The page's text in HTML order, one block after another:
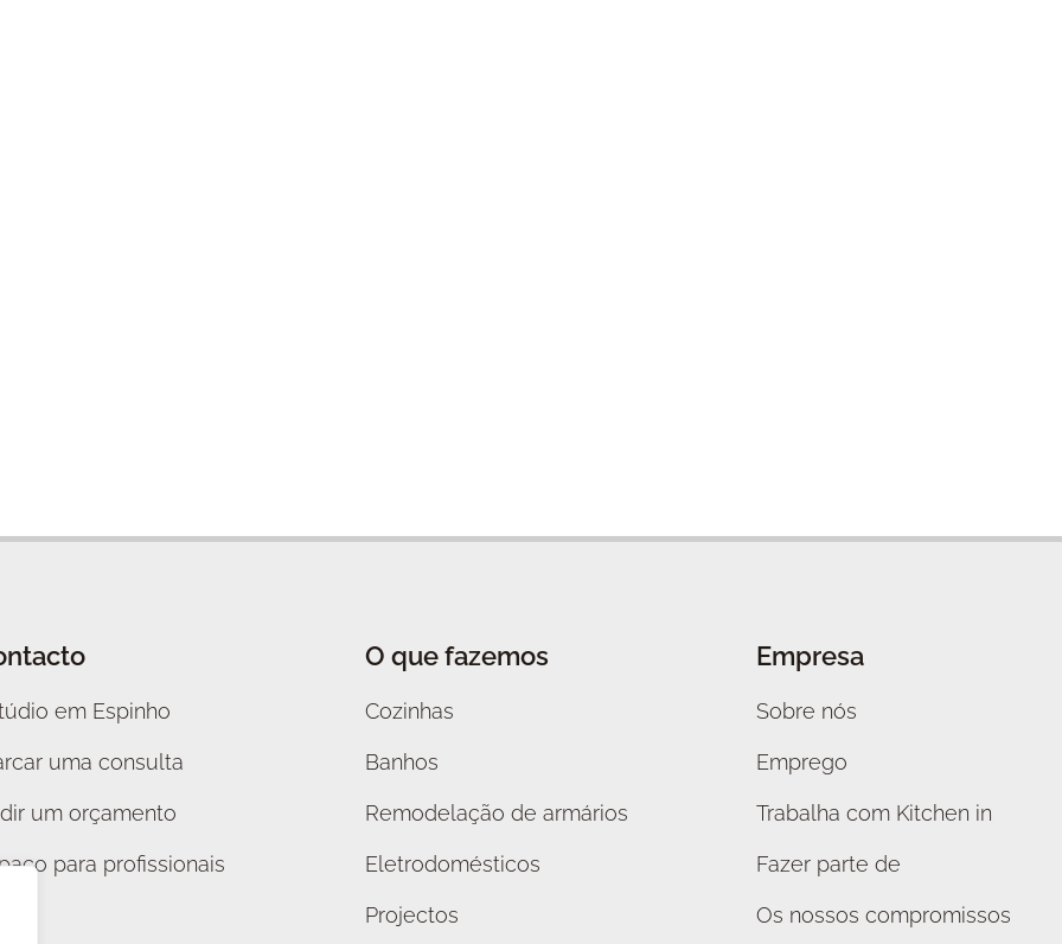
em Espinho
uma consulta
um orçamento
para profissionais
O que fazemos
Cozinhas
Banhos
Remodelação de armários
Eletrodomésticos
Projectos
Empresa
Sobre nós
Emprego
Trabalha com Kitchen in
Fazer parte de
Os nossos compromissos